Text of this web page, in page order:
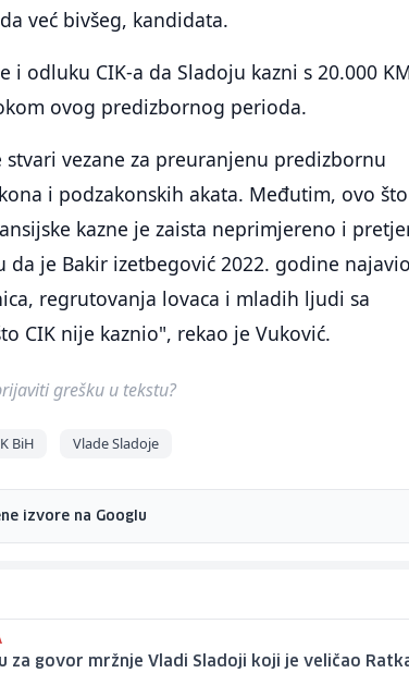
već bivšeg, kandidata.
i odluku CIK-a da Sladoju kazni s 20.000
ovog predizbornog perioda.
stvari vezane za preuranjenu predizbornu
i podzakonskih akata. Međutim, ovo
kazne je zaista neprimjereno i
da je Bakir izetbegović 2022. godine najavio
regrutovanja lovaca i mladih ljudi sa
CIK nije kaznio", rekao je Vuković.
grešku u tekstu?
BiH Vlade Sladoje
izvore na Googlu
za govor mržnje Vladi Sladoji koji je veličao